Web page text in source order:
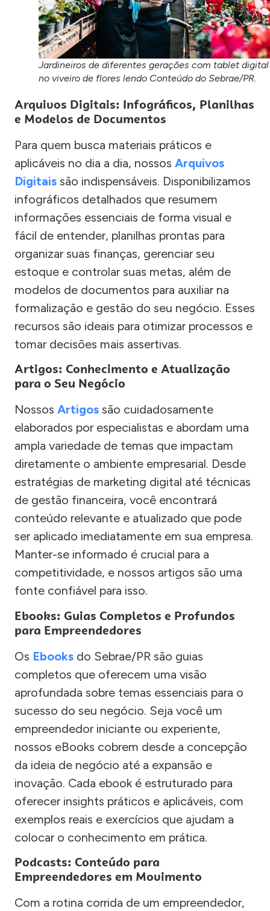
Jardineiros de diferentes gerações com tablet digital
no viveiro de flores lendo Conteúdo do Sebrae/PR.
Arquivos Digitais: Infográficos, Planilhas
e Modelos de Documentos
Para quem busca materiais práticos e
aplicáveis no dia a dia, nossos Arquivos
Digitais são indispensáveis. Disponibilizamos
infográficos detalhados que resumem
informações essenciais de forma visual e
fácil de entender, planilhas prontas para
organizar suas finanças, gerenciar seu
estoque e controlar suas metas, além de
modelos de documentos para auxiliar na
formalização e gestão do seu negócio. Esses
recursos são ideais para otimizar processos e
tomar decisões mais assertivas.
Artigos: Conhecimento e Atualização
para o Seu Negócio
Nossos Artigos são cuidadosamente
elaborados por especialistas e abordam uma
ampla variedade de temas que impactam
diretamente o ambiente empresarial. Desde
estratégias de marketing digital até técnicas
de gestão financeira, você encontrará
conteúdo relevante e atualizado que pode
ser aplicado imediatamente em sua empresa.
Manter-se informado é crucial para a
competitividade, e nossos artigos são uma
fonte confiável para isso.
Ebooks: Guias Completos e Profundos
para Empreendedores
Os Ebooks do Sebrae/PR são guias
completos que oferecem uma visão
aprofundada sobre temas essenciais para o
sucesso do seu negócio. Seja você um
empreendedor iniciante ou experiente,
nossos eBooks cobrem desde a concepção
da ideia de negócio até a expansão e
inovação. Cada ebook é estruturado para
oferecer insights práticos e aplicáveis, com
exemplos reais e exercícios que ajudam a
colocar o conhecimento em prática.
Podcasts: Conteúdo para
Empreendedores em Movimento
Com a rotina corrida de um empreendedor,